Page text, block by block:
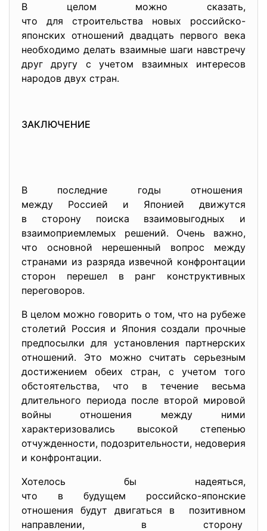
В целом можно сказать,
что для строительства новых российско-
японских отношений двадцать первого века
необходимо делать взаимные шаги навстречу
друг другу с учетом взаимных интересов
народов двух стран.
ЗАКЛЮЧЕНИЕ
В последние годы отношения
между Россией и Японией движутся
в сторону поиска взаимовыгодных и
взаимоприемлемых решений. Очень важно,
что основной нерешенный вопрос между
странами из разряда извечной конфронтации
сторон перешел в ранг конструктивных
переговоров.
В целом можно говорить о том, что на рубеже
столетий Россия и Япония создали прочные
предпосылки для установления партнерских
отношений. Это можно считать серьезным
достижением обеих стран, с учетом того
обстоятельства, что в течение весьма
длительного периода после второй мировой
войны отношения между ними
характеризовались высокой степенью
отчужденности, подозрительности, недоверия
и конфронтации.
Хотелось бы надеяться,
что в будущем российско-японские
отношения будут двигаться в позитивном
направлении, в сторону